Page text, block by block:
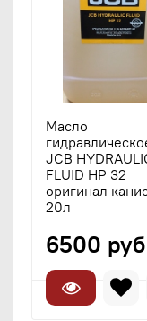
Масло
JCB
FLUID HP 32
оригинал
20л
6500 руб